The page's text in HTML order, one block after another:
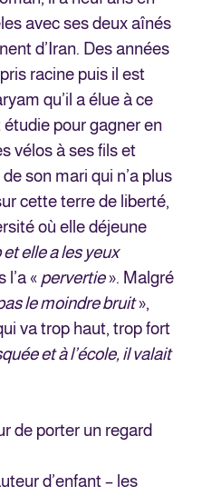
avec ses deux aînés
d’Iran. Des années
racine puis il est
qu’il a élue à ce
pour gagner en
vélos à ses fils et
son mari qui n’a plus
cette terre de liberté,
où elle déjeune
elle a les yeux
« pervertie». Malgré
le moindre bruit»,
va trop haut, trop fort
et à l’école, il valait
de porter un regard
d’enfant – les